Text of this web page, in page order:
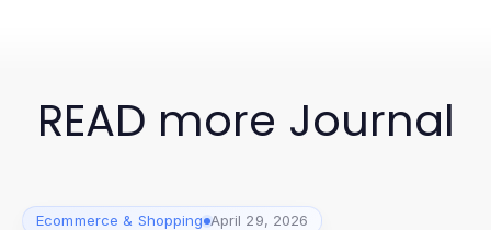
READ more Journal
Ecommerce & Shopping April 29, 2026